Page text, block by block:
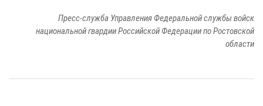
Пресс-служба Управления Федеральной службы войск
национальной гвардии Российской Федерации по Ростовской
области